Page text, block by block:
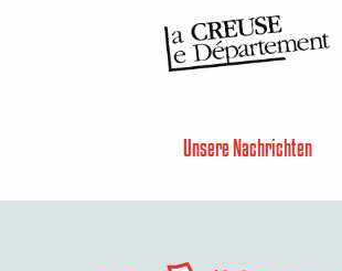
Unsere Nachrichten